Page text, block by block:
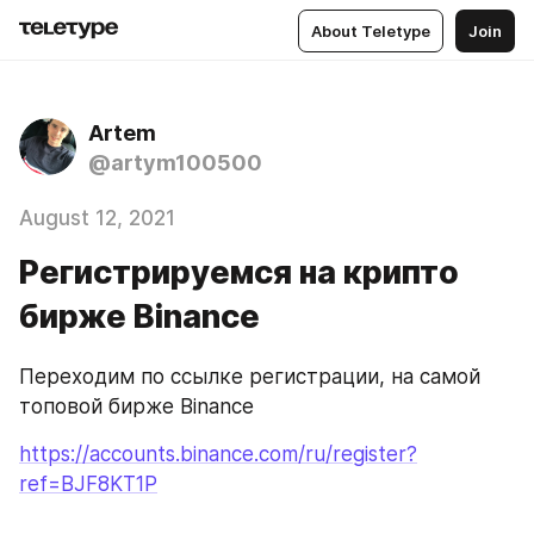
About Teletype Join
Artem
@artym100500
August 12, 2021
Регистрируемся на крипто
бирже Binance
Переходим по ссылке регистрации, на самой
топовой бирже Binance
https://accounts.binance.com/ru/register?
ref=BJF8KT1P